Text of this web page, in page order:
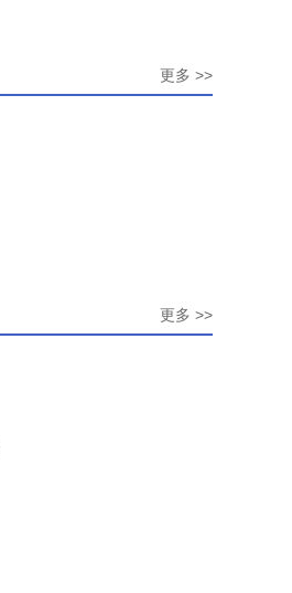
更多 >>
更多 >>